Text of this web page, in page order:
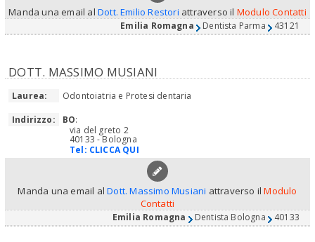
Manda una email al Dott. Emilio Restori attraverso il Modulo Contatti
Emilia Romagna Dentista Parma 43121
DOTT. MASSIMO MUSIANI
Laurea:
Odontoiatria e Protesi dentaria
Indirizzo:
BO:
via del greto 2
40133 - Bologna
Tel: CLICCA QUI
Manda una email alDott. Massimo Musiani attraverso ilModulo
Contatti
Emilia Romagna Dentista Bologna 40133